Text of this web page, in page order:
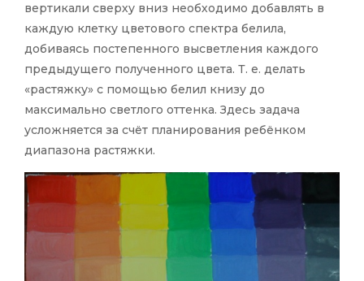
вертикали сверху вниз необходимо добавлять в
каждую клетку цветового спектра белила,
добиваясь постепенного высветления каждого
предыдущего полученного цвета. Т. е. делать
«растяжку» с помощью белил книзу до
максимально светлого оттенка. Здесь задача
усложняется за счёт планирования ребёнком
диапазона растяжки.